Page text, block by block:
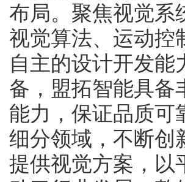
布局。聚焦视觉系
视觉算法、运动控
自主的设计开发
备，盟拓智能具备
能力，保证品质可
细分领域，不断创
提供视觉方案，以